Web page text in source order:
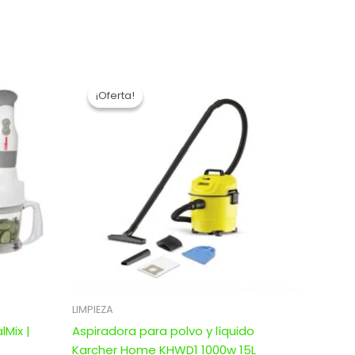
|
¡Oferta!
¡Oferta!
LIMPIEZA
Aspiradora para polvo y líquido
Karcher Home KHWD1 1000w 15L
original
era:
actual
es:
$ 5.634,40.